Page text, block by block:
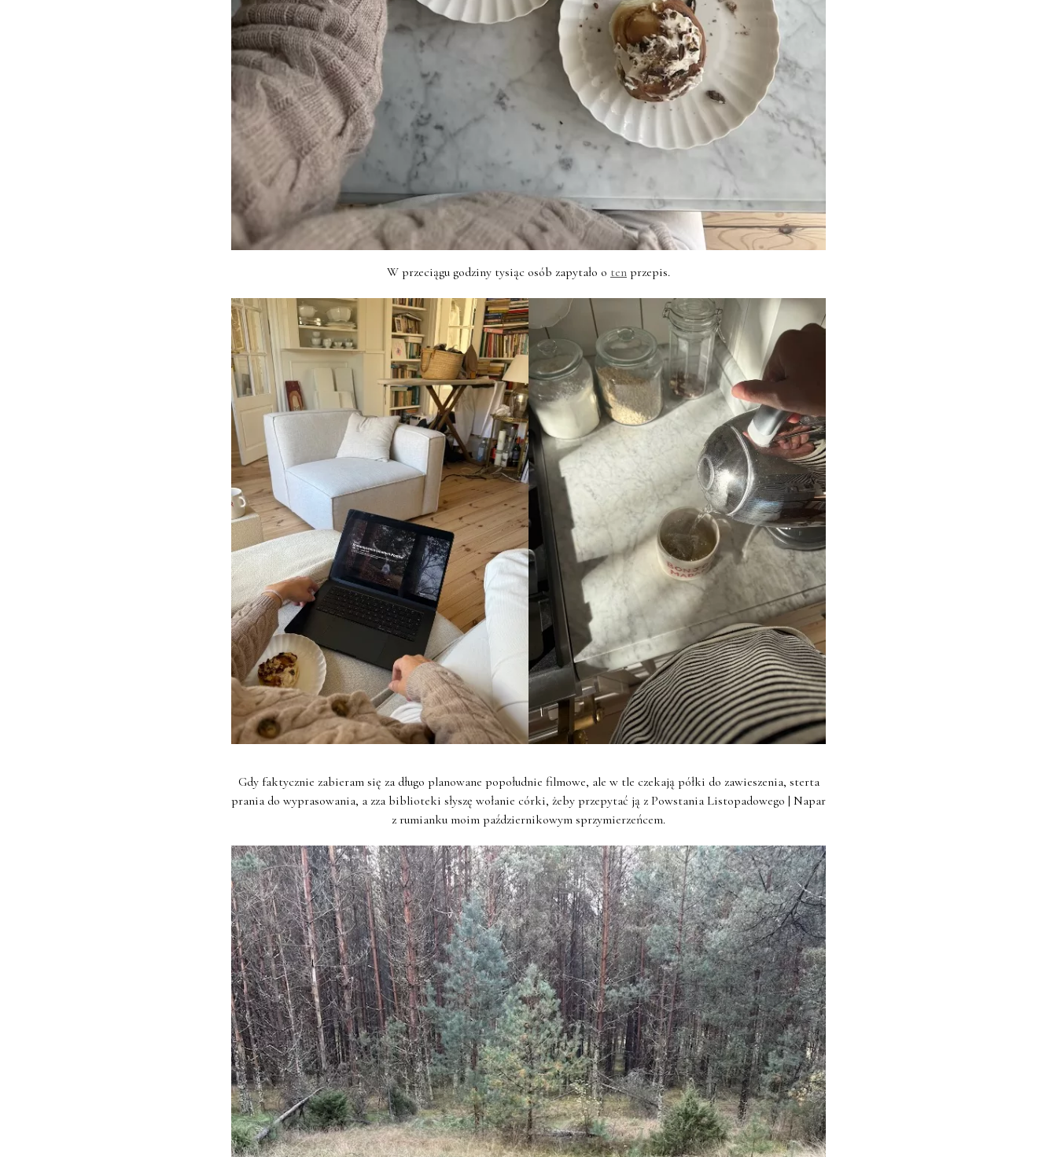
W przeciągu godziny tysiąc osób zapytało o ten przepis.
Gdy faktycznie zabieram się za długo planowane popołudnie filmowe, ale w tle czekają półki do zawieszenia, sterta
prania do wyprasowania, a zza biblioteki słyszę wołanie córki, żeby przepytać ją z Powstania Listopadowego | Napar
z rumianku moim październikowym sprzymierzeńcem.